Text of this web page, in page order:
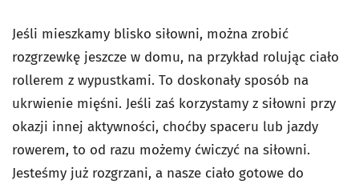
Jeśli mieszkamy blisko siłowni, można zrobić
rozgrzewkę jeszcze w domu, na przykład rolując ciało
rollerem z wypustkami. To doskonały sposób na
ukrwienie mięśni. Jeśli zaś korzystamy z siłowni przy
okazji innej aktywności, choćby spaceru lub jazdy
rowerem, to od razu możemy ćwiczyć na siłowni.
Jesteśmy już rozgrzani, a nasze ciało gotowe do